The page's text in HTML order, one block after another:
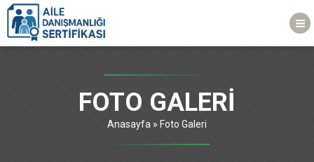
FOTO GALERI
Anasayfa » Foto Galeri